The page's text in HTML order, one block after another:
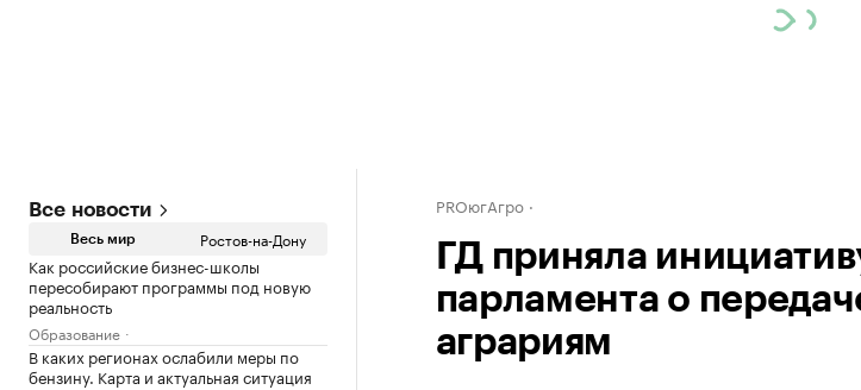
Все новости
Весь мир Ростов-на-Дону
Как российские бизнес-школы
пересобирают программы под новую
реальность
Образование
В каких регионах ослабили меры по
бензину. Карта и актуальная ситуация
PROюгАгро
ГД приняла
парламента о
аграриям